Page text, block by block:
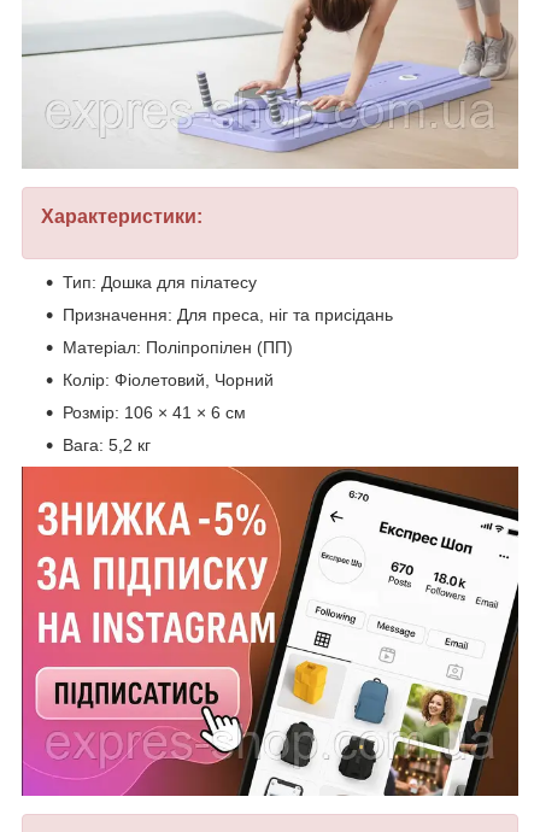
Характеристики:
Тип: Дошка для пілатесу
Призначення: Для преса, ніг та присідань
Матеріал: Поліпропілен (ПП)
Колір: Фіолетовий, Чорний
Розмір: 106 × 41 × 6 см
Вага: 5,2 кг